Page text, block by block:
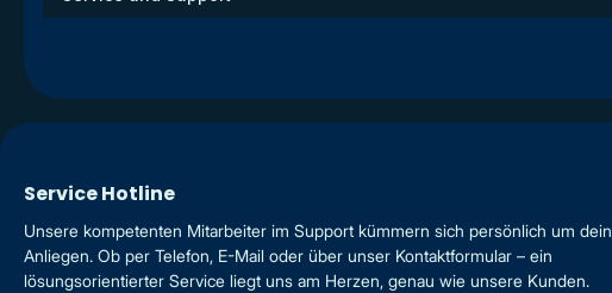
Service Hotline
Unsere kompetenten Mitarbeiter im Support kümmern sich persönlich um dein
Anliegen. Ob per Telefon, E-Mail oder über unser Kontaktformular – ein
lösungsorientierter Service liegt uns am Herzen, genau wie unsere Kunden.